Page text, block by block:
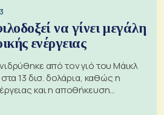
να γίνει μεγάλη
ενέργειας
από τον γιό του Μάικλ
13 δισ. δολάρια, καθώς η
και η αποθήκευση